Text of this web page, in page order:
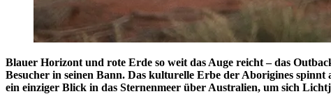
Blauer Horizont und rote Erde so weit das Auge reicht – das
Besucher in seinen Bann. Das kulturelle Erbe der Aborigines
ein einziger Blick in das Sternenmeer über Australien, um sich